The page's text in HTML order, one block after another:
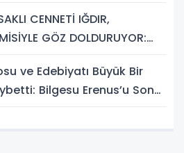
CENNETİ IĞDIR,
GÖZ DOLDURUYOR:
ve Edebiyatı Büyük Bir
Bilgesu Erenus’u Son